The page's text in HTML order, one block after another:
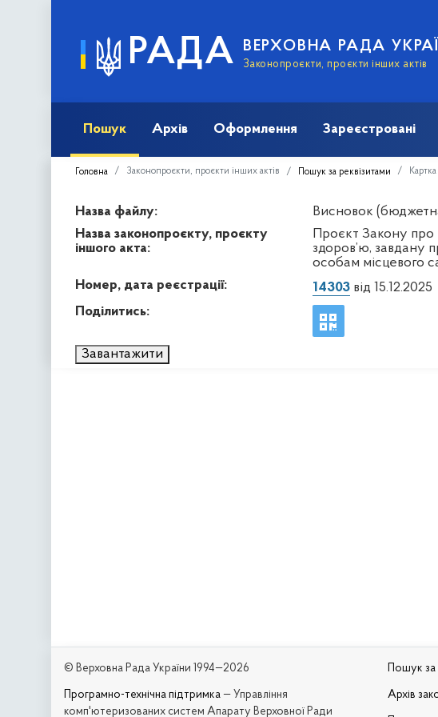
РАДА ВЕРХОВНА РАДА
Законопроєкти, проєкти інших актів
Пошук Архів Оформлення Зареєстровані
Головна Законопроєкти, проєкти інших актів Пошук за реквізитами
Назва файлу:
Висновок
Назва законопроєкту, проєкту
іншого акта:
Проєкт Закону
здоров’ю, завдану
особам місцевого
Номер, дата реєстрації:
14303від 15.12.2025
Поділитись:
Завантажити
© Верховна Рада України 1994—2026
Програмно-технічна підтримка — Управління
комп'ютеризованих систем Апарату Верховної Ради
Пошук за
Архів